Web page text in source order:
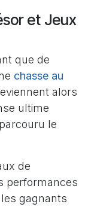
et Jeux
que de
chasse au
alors
ultime
le
de
performances
gagnants